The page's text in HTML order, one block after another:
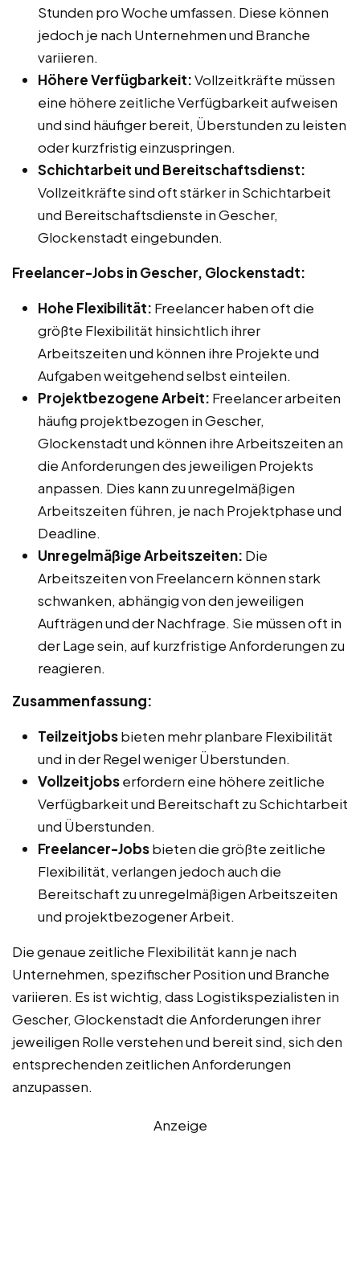
Stunden pro Woche umfassen. Diese können
jedoch je nach Unternehmen und Branche
variieren.
Höhere Verfügbarkeit:Vollzeitkräfte müssen
eine höhere zeitliche Verfügbarkeit aufweisen
und sind häufiger bereit, Überstunden zu leisten
oder kurzfristig einzuspringen.
Schichtarbeit und Bereitschaftsdienst:
Vollzeitkräfte sind oft stärker in Schichtarbeit
und Bereitschaftsdienste in Gescher,
Glockenstadt eingebunden.
Freelancer-Jobs in Gescher, Glockenstadt:
Hohe Flexibilität: Freelancer haben oft die
größte Flexibilität hinsichtlich ihrer
Arbeitszeiten und können ihre Projekte und
Aufgaben weitgehend selbst einteilen.
Projektbezogene Arbeit: Freelancer arbeiten
häufig projektbezogen in Gescher,
Glockenstadt und können ihre Arbeitszeiten an
die Anforderungen des jeweiligen Projekts
anpassen. Dies kann zu unregelmäßigen
Arbeitszeiten führen, je nach Projektphase und
Deadline.
Unregelmäßige Arbeitszeiten: Die
Arbeitszeiten von Freelancern können stark
schwanken, abhängig von den jeweiligen
Aufträgen und der Nachfrage. Sie müssen oft in
der Lage sein, auf kurzfristige Anforderungen zu
reagieren.
Zusammenfassung:
Teilzeitjobsbieten mehr planbare Flexibilität
und in der Regel weniger Überstunden.
Vollzeitjobserfordern eine höhere zeitliche
Verfügbarkeit und Bereitschaft zu Schichtarbeit
und Überstunden.
Freelancer-Jobsbieten die größte zeitliche
Flexibilität, verlangen jedoch auch die
Bereitschaft zu unregelmäßigen Arbeitszeiten
und projektbezogener Arbeit.
Die genaue zeitliche Flexibilität kann je nach
Unternehmen, spezifischer Position und Branche
variieren. Es ist wichtig, dass Logistikspezialisten in
Gescher, Glockenstadt die Anforderungen ihrer
jeweiligen Rolle verstehen und bereit sind, sich den
entsprechenden zeitlichen Anforderungen
anzupassen.
Anzeige